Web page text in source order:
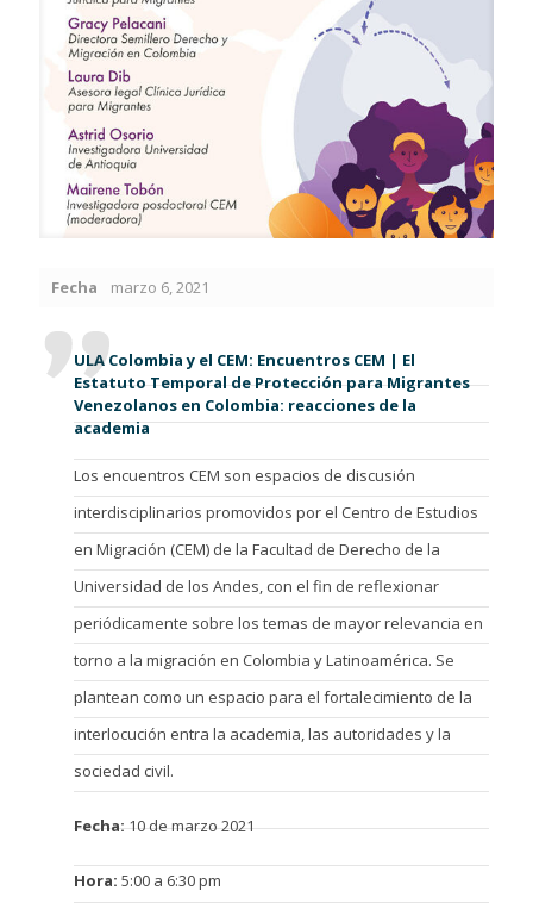
Fecha marzo 6, 2021
ULA Colombia y el CEM: Encuentros CEM | El
Estatuto Temporal de Protección para Migrantes
Venezolanos en Colombia: reacciones de la
academia
Los encuentros CEM son espacios de discusión
interdisciplinarios promovidos por el Centro de Estudios
en Migración (CEM) de la Facultad de Derecho de la
Universidad de los Andes, con el fin de reflexionar
periódicamente sobre los temas de mayor relevancia en
torno a la migración en Colombia y Latinoamérica. Se
plantean como un espacio para el fortalecimiento de la
interlocución entra la academia, las autoridades y la
sociedad civil.
Fecha:10 de marzo 2021
Hora: 5:00 a 6:30 pm